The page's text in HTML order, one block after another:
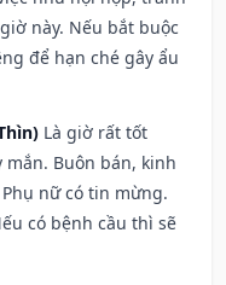
này. Nếu bắt buộc
để hạn ché gây ẩu
Là giờ rất tốt
Buôn bán, kinh
nữ có tin mừng.
có bệnh cầu thì sẽ